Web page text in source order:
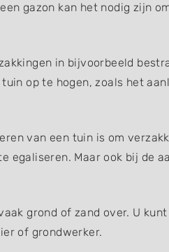
gazon kan het nodig zijn
in bijvoorbeeld
op te hogen, zoals het
van een tuin is om
egaliseren. Maar ook bij de
grond of zand over. U
of grondwerker.